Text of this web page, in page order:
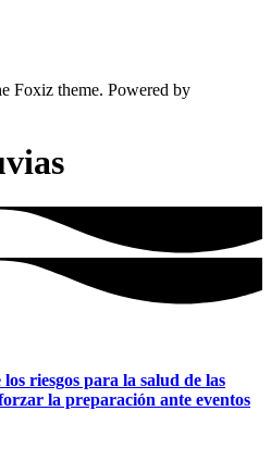
Foxiz theme. Powered by
riesgos para la salud de las
la preparación ante eventos